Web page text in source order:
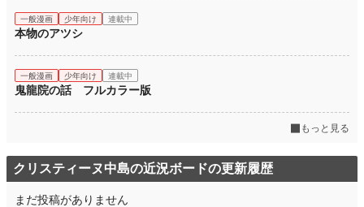
一般漫画 少年向け 連載中
本物のアツシ
一般漫画 少年向け 連載中
鬼龍院の話 フルカラー版
もっと見る
クリスティーヌ中島の近況ボードの更新履歴
まだ投稿がありません